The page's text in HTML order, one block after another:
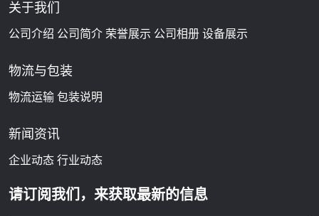
关于我们
公司介绍 公司简介 荣誉展示 公司相册 设备展示
物流与包装
物流运输 包装说明
新闻资讯
企业动态 行业动态
请订阅我们，来获取最新的信息